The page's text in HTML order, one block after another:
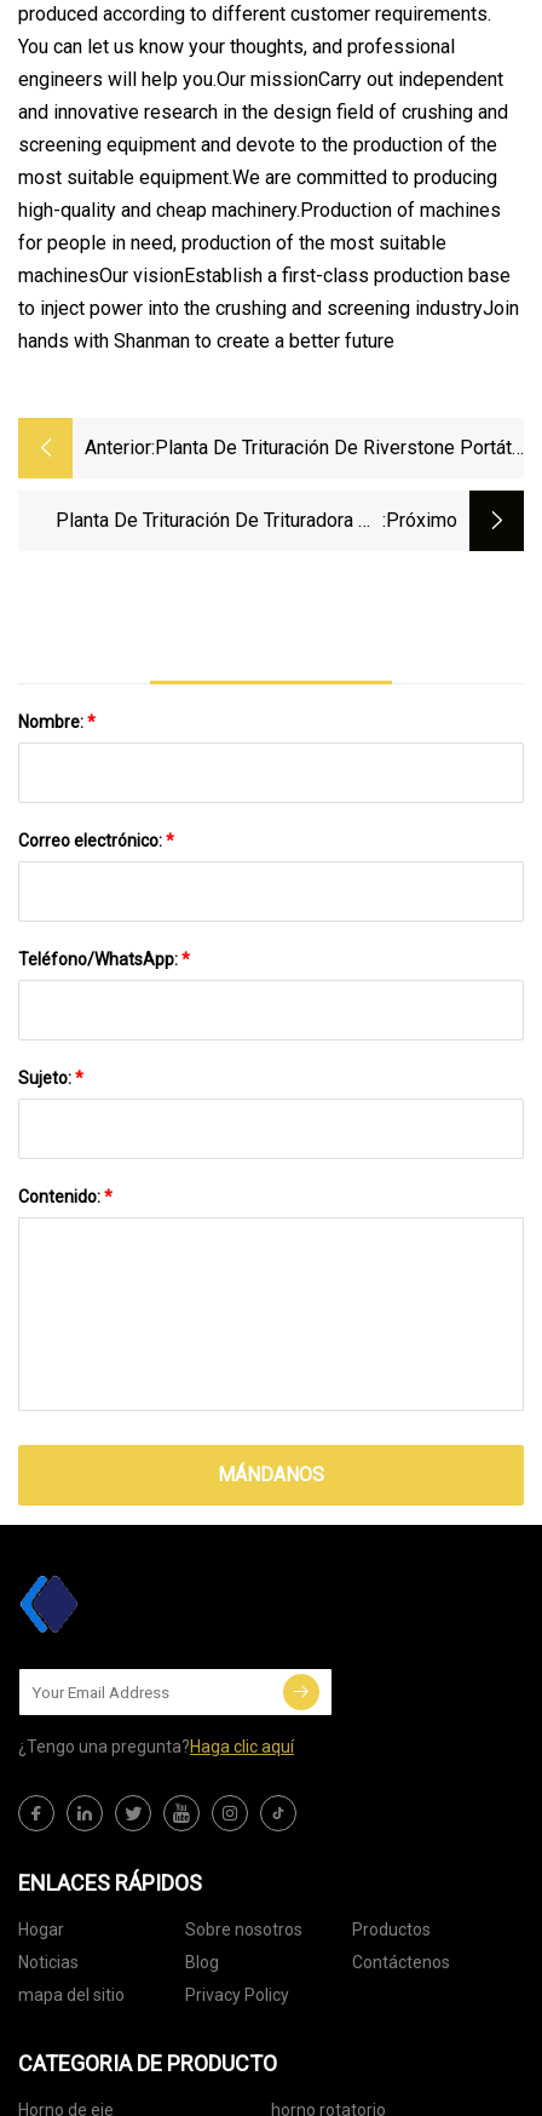
produced according to different customer requirements.
You can let us know your thoughts, and professional
engineers will help you.Our missionCarry out independent
and innovative research in the design field of crushing and
screening equipment and devote to the production of the
most suitable equipment.We are committed to producing
high-quality and cheap machinery.Production of machines
for people in need, production of the most suitable
machinesOur visionEstablish a first-class production base
to inject power into the crushing and screening industryJoin
hands with Shanman to create a better future
Anterior:Planta De Trituración De Riverstone Portátil
Trituración De Riverstone Móvil
Planta De Trituración De Trituradora De :próximo
Nombre:*
Correo electrónico:*
Teléfono/WhatsApp:*
Sujeto:*
Contenido:*
MÁNDANOS
¿Tengo una pregunta?Haga clic aquí
ENLACES RÁPIDOS
Hogar Sobre nosotros
Productos
Noticias
Blog
Contáctenos
mapa del sitio
Privacy Policy
CATEGORIA DE PRODUCTO
Horno de eje horno rotatorio